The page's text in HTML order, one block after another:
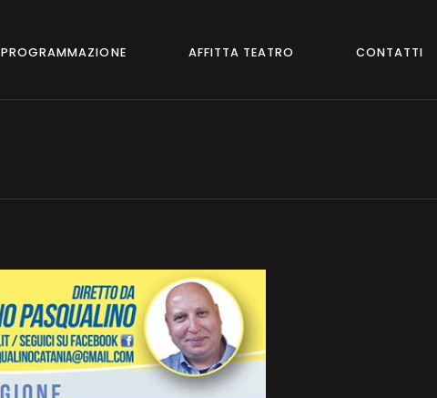
PROGRAMMAZIONE AFFITTA TEATRO CONTATTI